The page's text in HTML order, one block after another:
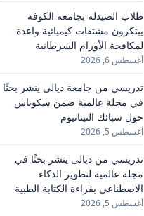
طلاب الصيدلة بجامعة الكوفة
يبتكرون مشتقات كيميائية واعدة
لمكافحة الأورام السرطانية
أغسطس 6, 2026
تدريسي من جامعة ديالى ينشر بحثًا
في مجلة عالمية ضمن سكوباس
حول سبائك التيتانيوم
أغسطس 5, 2026
تدريسي من ديالى ينشر بحثًا في
مجلة عالمية لتطوير الذكاء
الاصطناعي بقراءة الكتابة الطبية
أغسطس 5, 2026